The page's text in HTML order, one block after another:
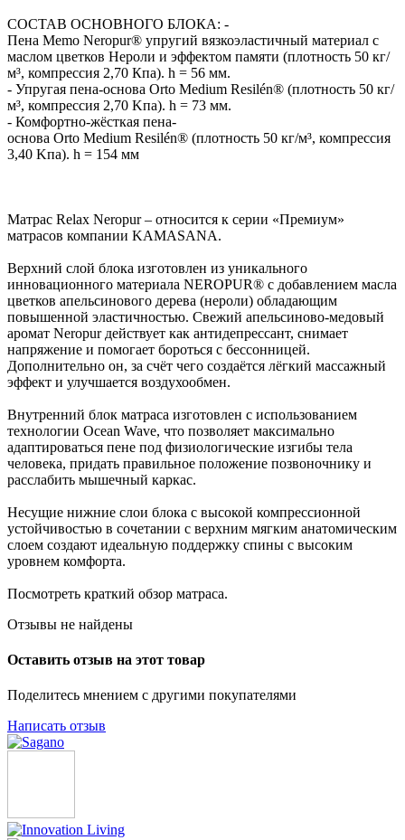
СОСТАВ ОСНОВНОГО БЛОКА: -
Пена Memo Neropur® упругий вязкоэластичный материал с
маслом цветков Нероли и эффектом памяти (плотность 50 кг/
м³, компрессия 2,70 Кпа). h = 56 мм.
- Упругая пена-основа Orto Medium Resilén® (плотность 50 кг/
м³, компрессия 2,70 Kпа). h = 73 мм.
- Комфортно-жёсткая пена-
основа Orto Medium Resilén® (плотность 50 кг/м³, компрессия
3,40 Kпа). h = 154 мм
Матрас Relax Neropur – относится к серии «Премиум»
матрасов компании KAMASANA.
Верхний слой блока изготовлен из уникального
инновационного материала NEROPUR® с добавлением масла
цветков апельсинового дерева (нероли) обладающим
повышенной эластичностью. Свежий апельсиново-медовый
аромат Neropur действует как антидепрессант, снимает
напряжение и помогает бороться с бессонницей.
Дополнительно он, за счёт чего создаётся лёгкий массажный
эффект и улучшается воздухообмен.
Внутренний блок матраса изготовлен с использованием
технологии Ocean Wave, что позволяет максимально
адаптироваться пене под физиологические изгибы тела
человека, придать правильное положение позвоночнику и
расслабить мышечный каркас.
Несущие нижние слои блока с высокой компрессионной
устойчивостью в сочетании с верхним мягким анато­мическим
слоем создают идеальную поддержку спины с высоким
уровнем комфорта.
Посмотреть краткий обзор матраса.
Отзывы не найдены
Оставить отзыв на этот товар
Поделитесь мнением с другими покупателями
Написать отзыв